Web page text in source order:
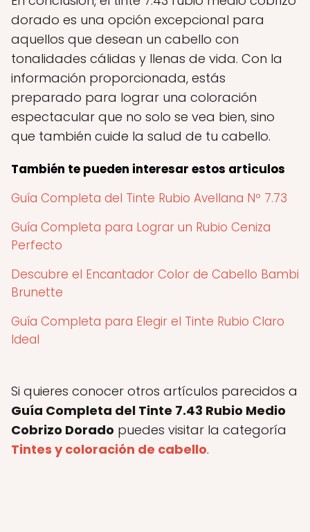
dorado es una opción excepcional para
aquellos que desean un cabello con
tonalidades cálidas y llenas de vida. Con la
información proporcionada, estás
preparado para lograr una coloración
espectacular que no solo se vea bien, sino
que también cuide la salud de tu cabello.
También te pueden interesar estos articulos
Guía Completa del Tinte Rubio Avellana Nº 7.73
Guía Completa para Lograr un Rubio Ceniza
Perfecto
Descubre el Encantador Color de Cabello Bambi
Brunette
Guía Completa para Elegir el Tinte Rubio Claro
Ideal
Si quieres conocer otros artículos parecidos a
Guía Completa del Tinte 7.43 Rubio Medio
Cobrizo Dorado puedes visitar la categoría
Tintes y coloración de cabello.